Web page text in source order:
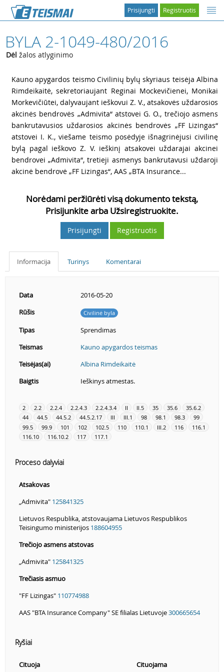
Registruotis
Prisijungti
BYLA 2-1049-480/2016
Dėl žalos atlyginimo
Kauno apygardos teismo Civilinių bylų skyriaus teisėja Albina
Rimdeikaitė, sekretoriaujant Reginai Mockevičienei, Monikai
Morkevičiūtei, dalyvaujant ieškovui Z. V., atsakovės uždarosios
akcinės bendrovės „Admivita“ atstovei G. O., trečiojo asmens
bankrutavusios uždarosios akcinės bendrovės „FF Lizingas“
atstovei I. K., viešame teismo posėdyje išnagrinėjusi civilinę
bylą pagal ieškovo Z. V. ieškinį atsakovei uždarajai akcinei
bendrovei „Admivita“, tretieji asmenys bankrutavusi uždaroji
akcinė bendrovė „FF Lizingas“, AAS „BTA Insurance...
Norėdami peržiūrėti visą dokumento tekstą,
Prisijunkite arba Užsiregistruokite.
Prisijungti Registruotis
Informacija Turinys Komentarai
Data
2016-05-20
Rūšis
Civilinė byla
Tipas
Sprendimas
Teismas
Kauno apygardos teismas
Teisėjas(ai)
Albina Rimdeikaitė
Baigtis
Ieškinys atmestas.
2 2.2 2.2.4 2.2.4.3 2.2.4.3.4 II II.5 35 35.6
35.6.2
44
44.5 44.5.2 44.5.2.17 III III.1 98 98.1 98.3
99
99.5
99.9 101 102 102.5 110 110.1 III.2 116
116.1
116.10
116.10.2 117 117.1
Proceso dalyviai
Atsakovas
„Admivita" 125841325
Lietuvos Respublika, atstovaujama Lietuvos Respublikos
Teisingumo ministerijos 188604955
Trečiojo asmens atstovas
„Admivita" 125841325
Trečiasis asmuo
"FF Lizingas" 110774988
AAS "BTA Insurance Company" SE filialas Lietuvoje300665654
Ryšiai
Cituoja Cituojama